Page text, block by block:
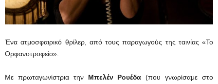
Ένα ατμοσφαιρικό θρίλερ, από τους παραγωγούς της ταινίας «Το
Ορφανοτροφείο».
Με πρωταγωνίστρια την Μπελέν Ρουέδα (που γνωρίσαμε στο